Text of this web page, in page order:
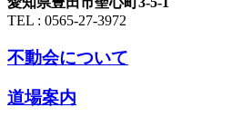
TEL : 0565-27-3972
不動会について
道場案内